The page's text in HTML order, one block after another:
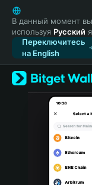
English
日本語
Tiếng Việt
Русский
Español
Türkçe
Italiano
Português (Portugal)
Bahasa Indonesia
В данный момент вы
используя Русский
Переключитесь
на English